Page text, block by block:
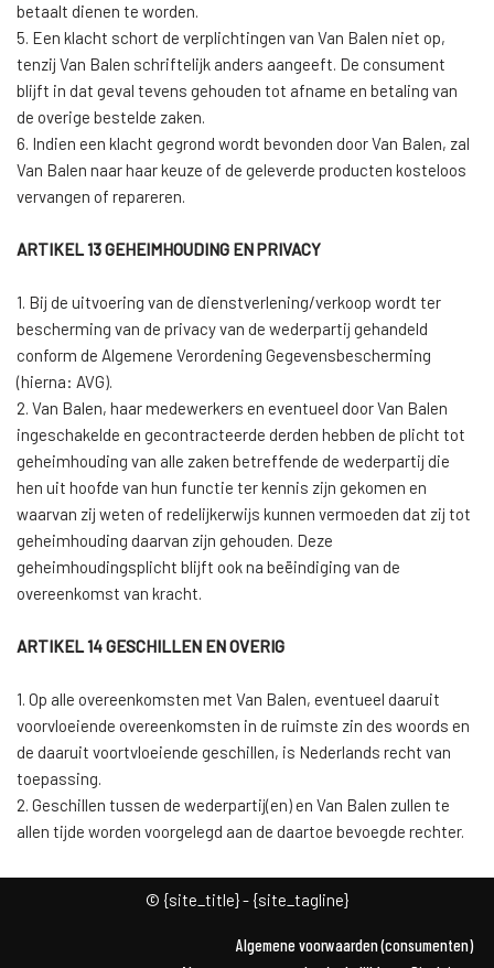
betaalt dienen te worden.
5. Een klacht schort de verplichtingen van Van Balen niet op,
tenzij Van Balen schriftelijk anders aangeeft. De consument
blijft in dat geval tevens gehouden tot afname en betaling van
de overige bestelde zaken.
6. Indien een klacht gegrond wordt bevonden door Van Balen, zal
Van Balen naar haar keuze of de geleverde producten kosteloos
vervangen of repareren.
ARTIKEL 13 GEHEIMHOUDING EN PRIVACY
1. Bij de uitvoering van de dienstverlening/verkoop wordt ter
bescherming van de privacy van de wederpartij gehandeld
conform de Algemene Verordening Gegevensbescherming
(hierna: AVG).
2. Van Balen, haar medewerkers en eventueel door Van Balen
ingeschakelde en gecontracteerde derden hebben de plicht tot
geheimhouding van alle zaken betreffende de wederpartij die
hen uit hoofde van hun functie ter kennis zijn gekomen en
waarvan zij weten of redelijkerwijs kunnen vermoeden dat zij tot
geheimhouding daarvan zijn gehouden. Deze
geheimhoudingsplicht blijft ook na beëindiging van de
overeenkomst van kracht.
ARTIKEL 14 GESCHILLEN EN OVERIG
1. Op alle overeenkomsten met Van Balen, eventueel daaruit
voorvloeiende overeenkomsten in de ruimste zin des woords en
de daaruit voortvloeiende geschillen, is Nederlands recht van
toepassing.
2. Geschillen tussen de wederpartij(en) en Van Balen zullen te
allen tijde worden voorgelegd aan de daartoe bevoegde rechter.
© {site_title} - {site_tagline}
Algemene voorwaarden (consumenten)